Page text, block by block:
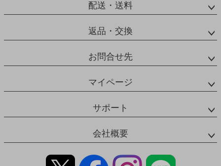
配送・送料
返品・交換
お問合せ先
マイページ
サポート
会社概要